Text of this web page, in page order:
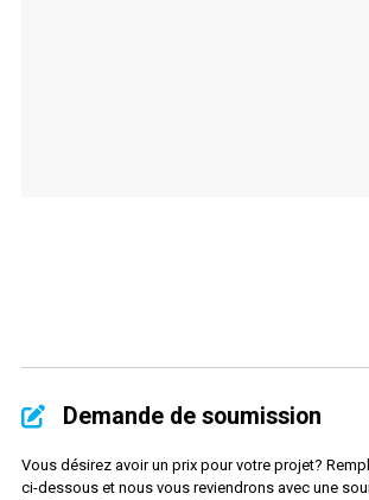
Demande de soumission
Vous désirez avoir un prix pour votre projet?
ci-dessous et nous vous reviendrons avec une